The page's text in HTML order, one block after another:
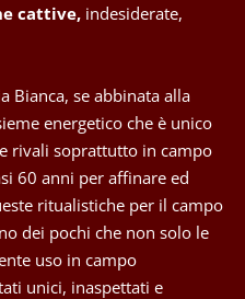
cattive, indesiderate,
Bianca, se abbinata alla
energetico che è unico
rivali soprattutto in campo
60 anni per affinare ed
ritualistiche per il campo
dei pochi che non solo le
uso in campo
unici, inaspettati e